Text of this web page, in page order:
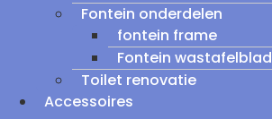
Fontein onderdelen
fontein frame
Fontein wastafelblad
Toilet renovatie
Accessoires